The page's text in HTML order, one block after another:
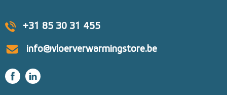
+31 85 30 31 455
info@vloerverwarmingstore.be